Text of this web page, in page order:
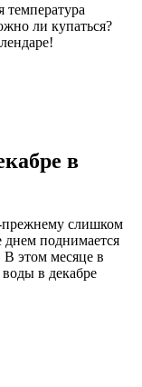
ли купаться?
в
прежнему слишком
днем поднимается
В этом месяце в
в декабре